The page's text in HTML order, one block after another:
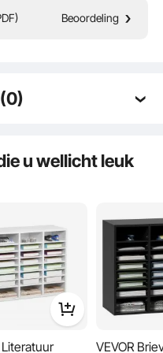
voor onder het bureau
Beoordeling
u wellicht leuk
Literatuur
VEVOR